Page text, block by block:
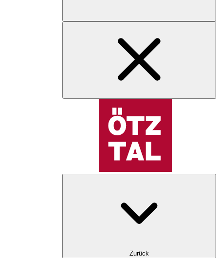
Zurück